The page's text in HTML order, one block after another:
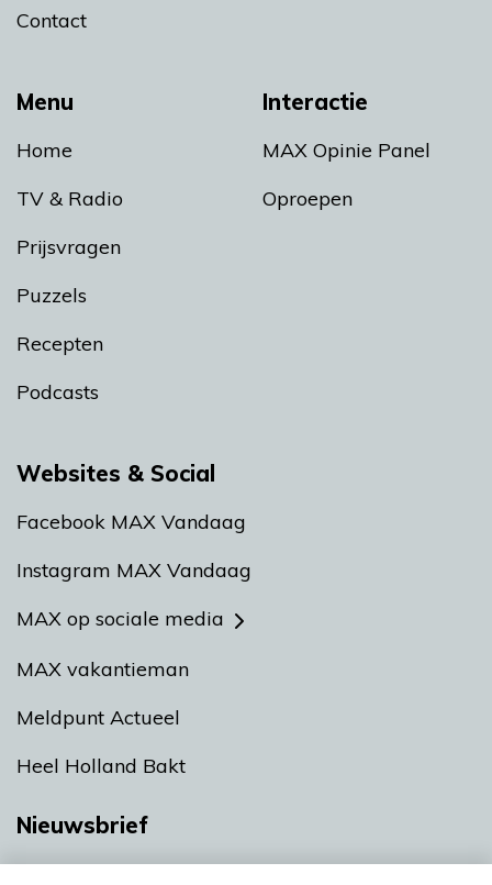
Menu
Home
TV & Radio
Prijsvragen
Puzzels
Recepten
Podcasts
Interactie
MAX Opinie Panel
Oproepen
Contact
Websites & Social
Facebook MAX Vandaag
Instagram MAX Vandaag
MAX op sociale media
MAX vakantieman
Meldpunt Actueel
Heel Holland Bakt
Nieuwsbrief